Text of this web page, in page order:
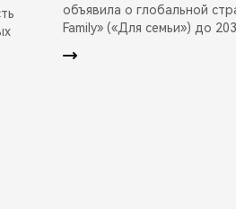
объявила о глобальной
Family» («Для семьи») до